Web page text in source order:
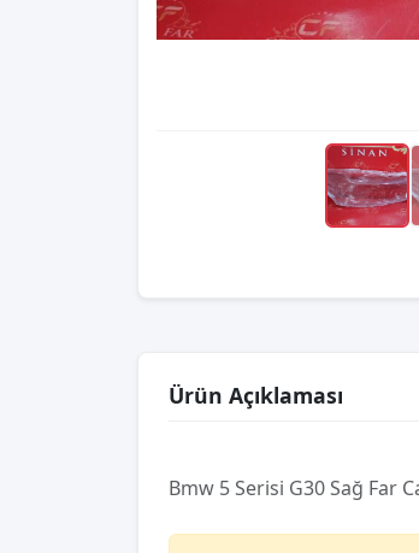
Ürün Açıklaması
Bmw 5 Serisi G30 Sağ Far